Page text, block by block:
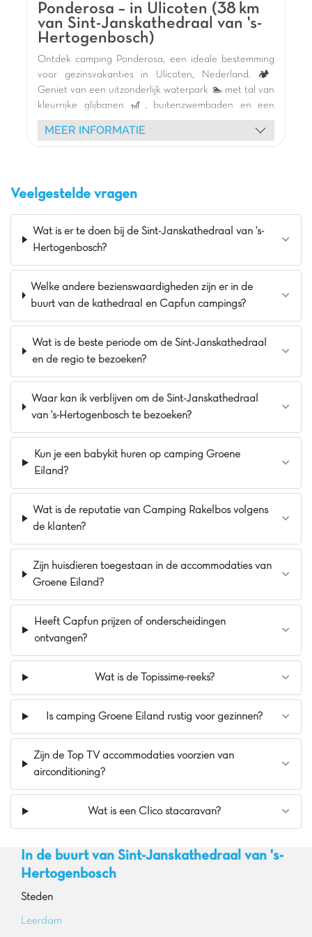
Pluspunten
Animatie tijdens aangegeven periodes inbegrepen
Op 25 min van Sprookjespark de Efteling
Dichtbij het Nationaal park De Biesbosch
Ponderosa – in Ulicoten (38 km
van Sint-Janskathedraal van 's-
Hertogenbosch)
Ontdek camping Ponderosa, een ideale bestemming
voor gezinsvakanties in Ulicoten, Nederland. 🏕️
Geniet van een uitzonderlijk waterpark 🏊 met tal van
kleurrijke glijbanen 🎢, buitenzwembaden en een
verwarmd binnenzwembad voor elk seizoen. Kinderen
vermaken zich op de enorme themaspeeltuinen
🌿 of geniet van een maaltijd in het restaurant 🍽️.
Multisportterreinen, jeu de boules en tafeltennis zijn
beschikbaar voor de actievelingen. Huur een fiets 🚲
om de omgeving te verkennen. Bezoek Tilburg, Breda,
Camping Ponderosa belooft onvergetelijke
herinneringen voor het hele gezin. 👨‍👩‍👧‍👦
De mening van Jasmijn
Ponderosa is een gezellige vakantiepark in
het bourgondische Brabant met een heerlijke
relaxte sfeer. De ideale plek voor een
ontspannen familie vakantie waar je heerlijk kan
genieten van de omgeving maar ook dicht bij
attractieparken zoals de Efteling, Bobbejaanland
Pluspunten
Op 20 min van Breda
Waterpark & glijbanen inbegrepen
Animatie tijdens aangegeven periodes inbegrepen
MEER INFORMATIE
Veelgestelde vragen
Wat is er te doen bij de Sint-Janskathedraal van 's-
Hertogenbosch?
Welke andere bezienswaardigheden zijn er in de
buurt van de kathedraal en Capfun campings?
Wat is de beste periode om de Sint-Janskathedraal
en de regio te bezoeken?
Waar kan ik verblijven om de Sint-Janskathedraal
van 's-Hertogenbosch te bezoeken?
Kun je een babykit huren op camping Groene
Eiland?
Wat is de reputatie van Camping Rakelbos volgens
de klanten?
Zijn huisdieren toegestaan in de accommodaties van
Groene Eiland?
Heeft Capfun prijzen of onderscheidingen
ontvangen?
Wat is de Topissime-reeks?
Is camping Groene Eiland rustig voor gezinnen?
Zijn de Top TV accommodaties voorzien van
airconditioning?
Wat is een Clico stacaravan?
In de buurt van Sint-Janskathedraal van 's-
Hertogenbosch
Steden
Leerdam